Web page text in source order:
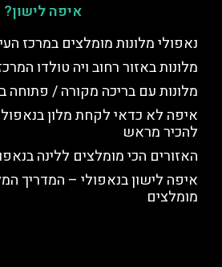
איפה לישון?
נאפולי מלונות מומלצים במרכז
מלונות באזור רחוב ויה טולדו
מלונות עם בריכה מקורה / פתוחה
איפה לא כדאי לקחת מלון
להכיר מראש
האזורים הכי מומלצים ללינה
איפה לישון בנאפולי – המדריך
מומלצים